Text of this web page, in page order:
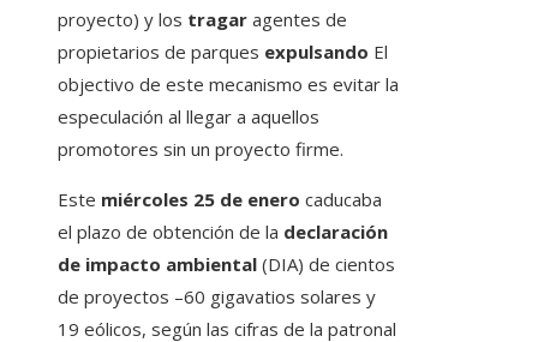
proyecto) y los tragar agentes de
propietarios de parques expulsando El
objectivo de este mecanismo es evitar la
especulación al llegar a aquellos
promotores sin un proyecto firme.
Este miércoles 25 de enero caducaba
el plazo de obtención de la declaración
de impacto ambiental (DIA) de cientos
de proyectos –60 gigavatios solares y
19 eólicos, según las cifras de la patronal